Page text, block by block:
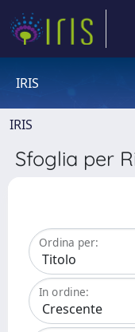
IRIS
IRIS
Sfoglia per
Ordina per:
In ordine: